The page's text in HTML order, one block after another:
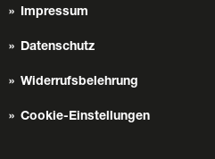
Impressum
Datenschutz
Widerrufsbelehrung
Cookie-Einstellungen